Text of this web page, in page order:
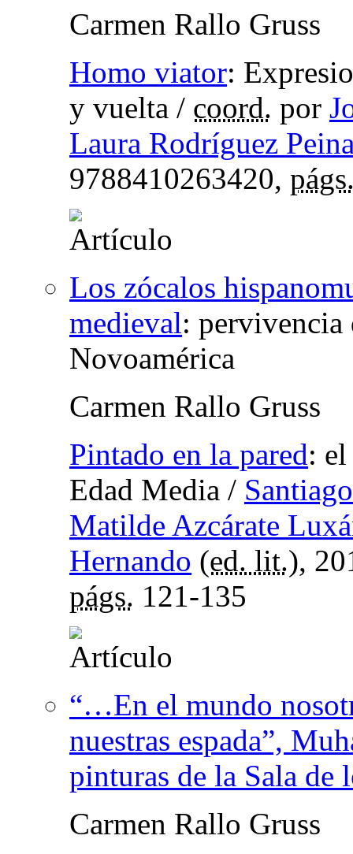
Carmen Rallo Gruss
Homo viator:
y vuelta / coord. por
Laura Rodríguez
9788410263420,
Los zócalos
medieval: pervivencia
Novoamérica
Carmen Rallo Gruss
Pintado en la pared:
Edad Media /
Matilde Azcárate
Hernando (ed. lit.),
págs. 121-135
“…En el mundo
nuestras espada”,
pinturas de la Sala de
Carmen Rallo Gruss